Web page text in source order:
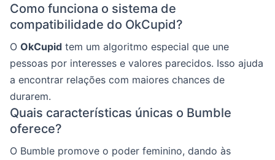
Como funciona o sistema de
compatibilidade do OkCupid?
O OkCupid tem um algoritmo especial que une
pessoas por interesses e valores parecidos. Isso ajuda
a encontrar relações com maiores chances de
durarem.
Quais características únicas o Bumble
oferece?
O Bumble promove o poder feminino, dando às